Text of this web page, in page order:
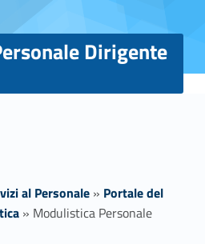
Dirigente
al Personale» Portale del
» Modulistica Personale